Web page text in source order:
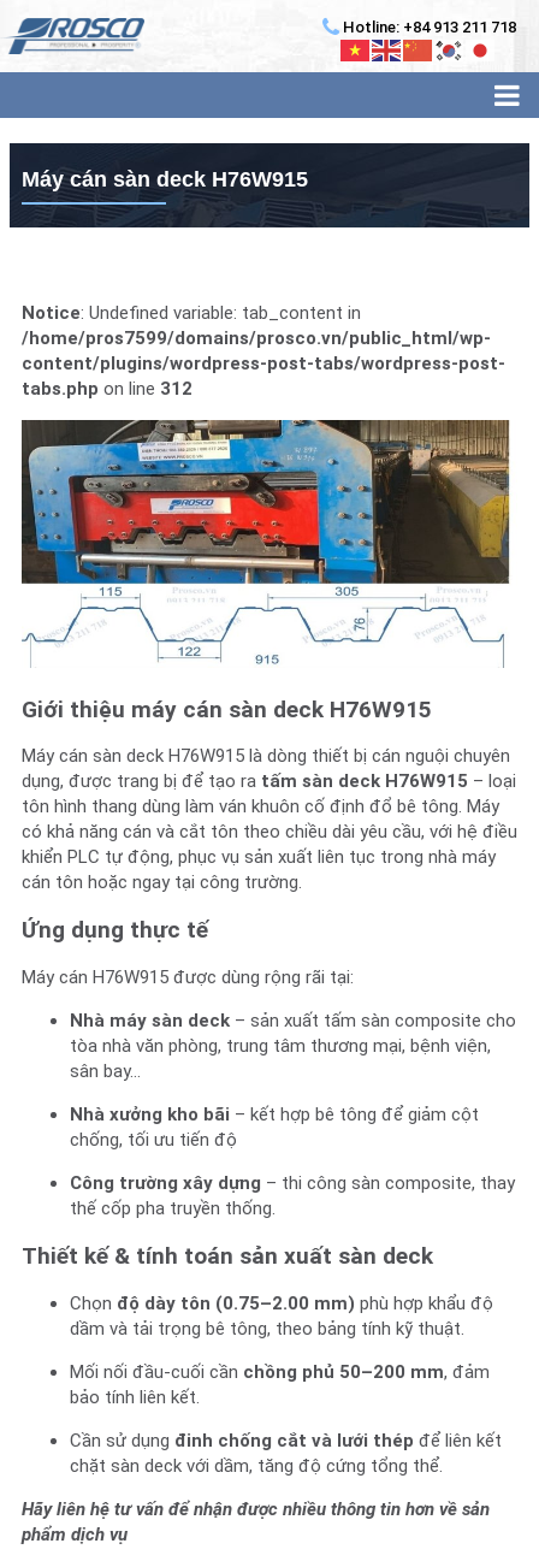
Hotline: +84 913 211 718
Máy cán sàn deck H76W915
Notice: Undefined variable: tab_content in
/home/pros7599/domains/prosco.vn/public_html/wp-
content/plugins/wordpress-post-tabs/wordpress-post-
tabs.php on line 312
Giới thiệu máy cán sàn deck H76W915
Máy cán sàn deck H76W915 là dòng thiết bị cán nguội chuyên
dụng, được trang bị để tạo ra tấm sàn deck H76W915 – loại
tôn hình thang dùng làm ván khuôn cố định đổ bê tông. Máy
có khả năng cán và cắt tôn theo chiều dài yêu cầu, với hệ điều
khiển PLC tự động, phục vụ sản xuất liên tục trong nhà máy
cán tôn hoặc ngay tại công trường.
Ứng dụng thực tế
Máy cán H76W915 được dùng rộng rãi tại:
Nhà máy sàn deck – sản xuất tấm sàn composite cho
tòa nhà văn phòng, trung tâm thương mại, bệnh viện,
sân bay…
Nhà xưởng kho bãi – kết hợp bê tông để giảm cột
chống, tối ưu tiến độ
Công trường xây dựng – thi công sàn composite, thay
thế cốp pha truyền thống.
Thiết kế & tính toán sản xuất sàn deck
Chọn độ dày tôn (0.75–2.00 mm) phù hợp khẩu độ
dầm và tải trọng bê tông, theo bảng tính kỹ thuật.
Mối nối đầu-cuối cần chồng phủ 50–200 mm, đảm
bảo tính liên kết.
Cần sử dụng đinh chống cắt và lưới thép để liên kết
chặt sàn deck với dầm, tăng độ cứng tổng thể.
Hãy liên hệ tư vấn để nhận được nhiều thông tin hơn về sản
phẩm dịch vụ